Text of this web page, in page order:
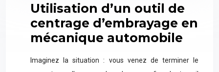
Utilisation d’un outil de
centrage d’embrayage en
mécanique automobile
Imaginez la situation : vous venez de terminer le